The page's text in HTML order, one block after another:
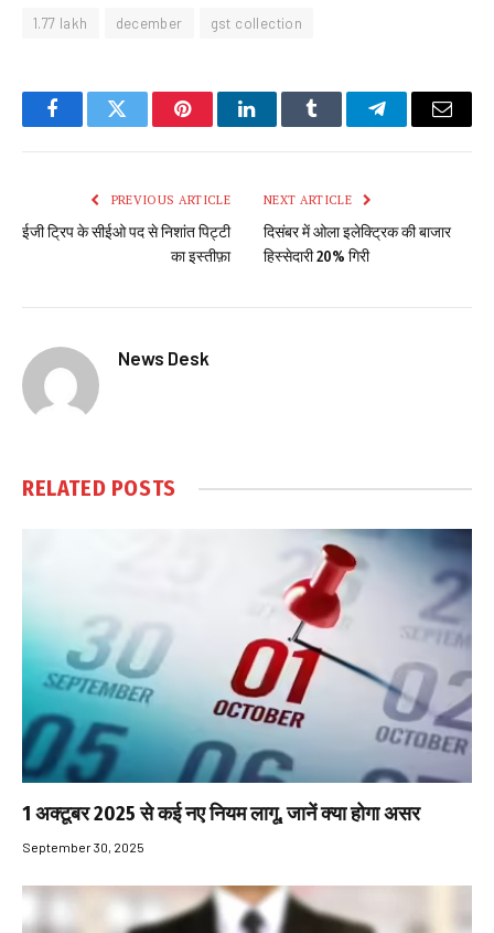
1.77 lakh december gst collection
FacebookTwitter PinterestLinkedInTumblr TelegramEmail
PREVIOUS ARTICLE
ईजी ट्रिप के सीईओ पद से निशांत पिट्टी
का इस्तीफ़ा
NEXT ARTICLE
दिसंबर में ओला इलेक्ट्रिक की बाजार
हिस्सेदारी 20% गिरी
News Desk
RELATED POSTS
1 अक्टूबर 2025 से कई नए नियम लागू, जानें क्या होगा असर
September 30, 2025